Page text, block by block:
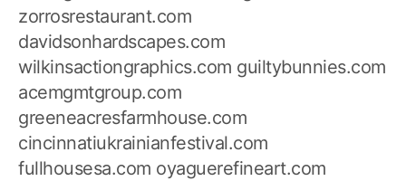
zorrosrestaurant.com
davidsonhardscapes.com
wilkinsactiongraphics.com guiltybunnies.com
acemgmtgroup.com
greeneacresfarmhouse.com
cincinnatiukrainianfestival.com
fullhousesa.com oyaguerefineart.com